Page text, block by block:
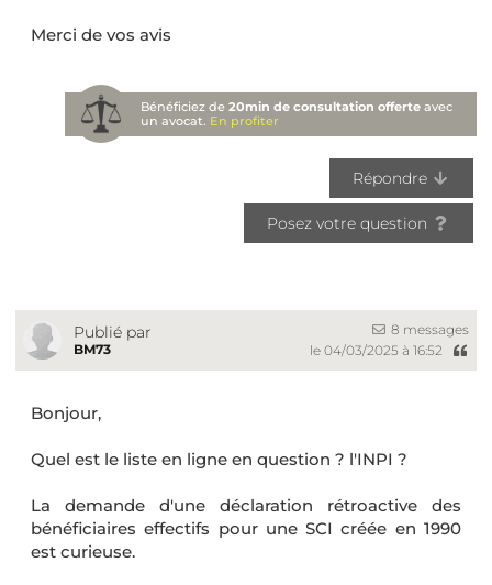
Merci de vos avis
Bénéficiez de20min de consultation offerte avec
un avocat. En profiter
Répondre
Posez votre question
Publié par
BM73
8 messages
le 04/03/2025 à 16:52
Bonjour,
Quel est le liste en ligne en question ? l'INPI ?
La demande d'une déclaration rétroactive des
bénéficiaires effectifs pour une SCI créée en 1990
est curieuse.